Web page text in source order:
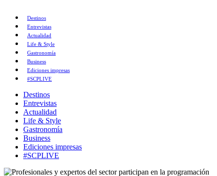
Destinos
Entrevistas
Actualidad
Life & Style
Gastronomía
Business
Ediciones impresas
#SCPLIVE
Destinos
Entrevistas
Actualidad
Life & Style
Gastronomía
Business
Ediciones impresas
#SCPLIVE